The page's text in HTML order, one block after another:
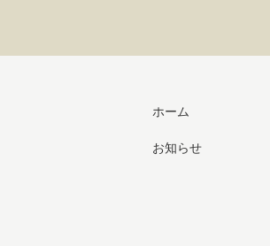
ホーム
お知らせ